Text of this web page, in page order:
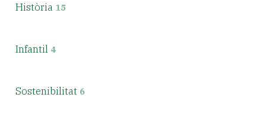
Història 15
Infantil 4
Sostenibilitat 6